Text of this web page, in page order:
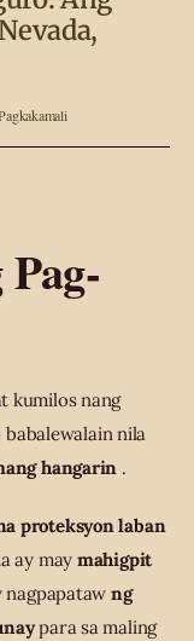
kumilos nang
nila
hangarin .
proteksyon laban
ay may mahigpit
nagpapataw ng
para sa maling